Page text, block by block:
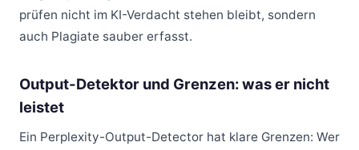
prüfen nicht im KI-Verdacht stehen bleibt, sondern
auch Plagiate sauber erfasst.
Output-Detektor und Grenzen: was er nicht
leistet
Ein Perplexity-Output-Detector hat klare Grenzen: Wer